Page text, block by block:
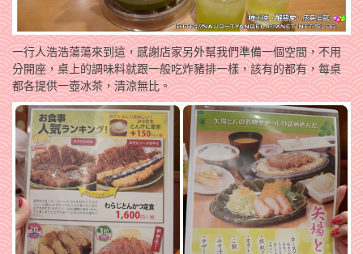
一行人浩浩蕩蕩來到這，感謝店家另外幫我們準備一個空間，不用
分開座，桌上的調味料就跟一般吃炸豬排一樣，該有的都有，每桌
都各提供一壺冰茶，清涼無比。